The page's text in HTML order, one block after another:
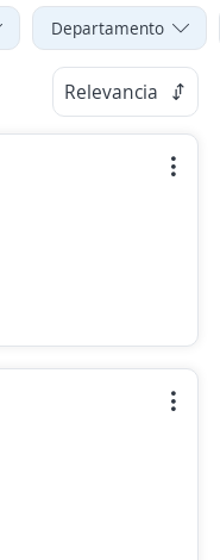
Departamento
Relevancia